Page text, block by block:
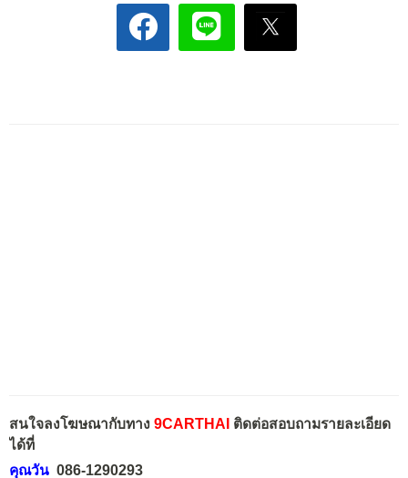
สนใจลงโฆษณากับทาง 9CARTHAI ติดต่อสอบถามรายละเอียด
ได้ที่
คุณวัน 086-1290293